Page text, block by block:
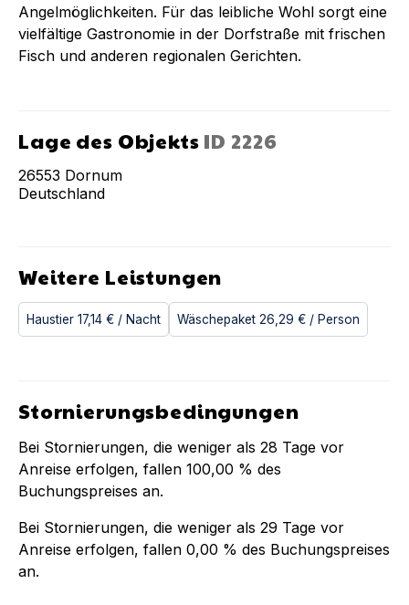
Angelmöglichkeiten. Für das leibliche Wohl sorgt eine
vielfältige Gastronomie in der Dorfstraße mit frischen
Fisch und anderen regionalen Gerichten.
Lage des Objekts ID 2226
26553 Dornum
Deutschland
Weitere Leistungen
Haustier 17,14 € / Nacht Wäschepaket 26,29 € / Person
Stornierungsbedingungen
Bei Stornierungen, die weniger als 28 Tage vor
Anreise erfolgen, fallen 100,00 % des
Buchungspreises an.
Bei Stornierungen, die weniger als 29 Tage vor
Anreise erfolgen, fallen 0,00 % des Buchungspreises
an.